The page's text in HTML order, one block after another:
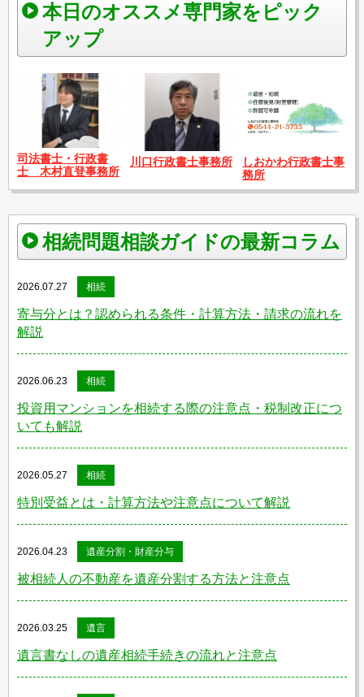
本日のオススメ専門家をピック
アップ
司法書士・行政書
士 木村直登事務所
川口行政書士事務所
しおかわ行政書士事
務所
相続問題相談ガイドの最新コラム
2026.07.27 相続
寄与分とは？認められる条件・計算方法・請求の流れを
解説
2026.06.23 相続
投資用マンションを相続する際の注意点・税制改正につ
いても解説
2026.05.27 相続
特別受益とは・計算方法や注意点について解説
2026.04.23 遺産分割・財産分与
被相続人の不動産を遺産分割する方法と注意点
2026.03.25 遺言
遺言書なしの遺産相続手続きの流れと注意点